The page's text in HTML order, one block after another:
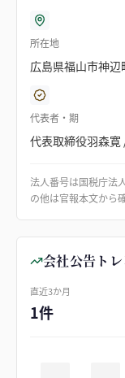
所在地
広島県福山市神
代表者・期
代表取締役羽森寛
法人番号は国税庁法
の他は官報本文から
会社公告トレ
直近3か月
1件